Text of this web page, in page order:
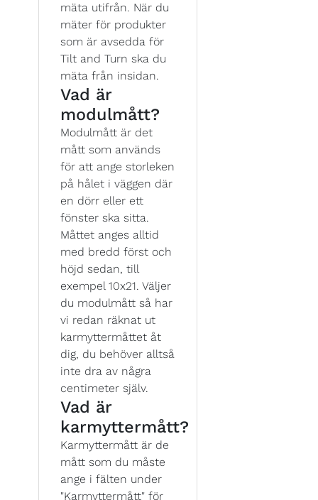
mäta utifrån. När du
mäter för produkter
som är avsedda för
Tilt and Turn ska du
mäta från insidan.
Vad är
modulmått?
Modulmått är det
mått som används
för att ange storleken
på hålet i väggen där
en dörr eller ett
fönster ska sitta.
Måttet anges alltid
med bredd först och
höjd sedan, till
exempel 10x21. Väljer
du modulmått så har
vi redan räknat ut
karmyttermåttet åt
dig, du behöver alltså
inte dra av några
centimeter själv.
Vad är
karmyttermått?
Karmyttermått är de
mått som du måste
ange i fälten under
"Karmyttermått" för